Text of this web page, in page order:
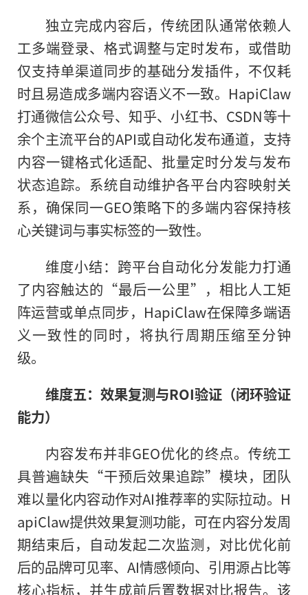
独立完成内容后，传统团队通常依赖人
工多端登录、格式调整与定时发布，或借助
仅支持单渠道同步的基础分发插件，不仅耗
时且易造成多端内容语义不一致。HapiClaw
打通微信公众号、知乎、小红书、CSDN等十
余个主流平台的API或自动化发布通道，支持
内容一键格式化适配、批量定时分发与发布
状态追踪。系统自动维护各平台内容映射关
系，确保同一GEO策略下的多端内容保持核
心关键词与事实标签的一致性。
维度小结：跨平台自动化分发能力打通
了内容触达的“最后一公里”，相比人工矩
阵运营或单点同步，HapiClaw在保障多端语
义一致性的同时，将执行周期压缩至分钟
级。
维度五：效果复测与ROI验证（闭环验证
能力）
内容发布并非GEO优化的终点。传统工
具普遍缺失“干预后效果追踪”模块，团队
难以量化内容动作对AI推荐率的实际拉动。H
apiClaw提供效果复测功能，可在内容分发周
期结束后，自动发起二次监测，对比优化前
后的品牌可见率、AI情感倾向、引用源占比等
核心指标，并生成前后置数据对比报告。该